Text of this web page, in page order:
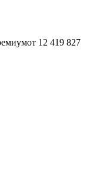
от 12 419 827